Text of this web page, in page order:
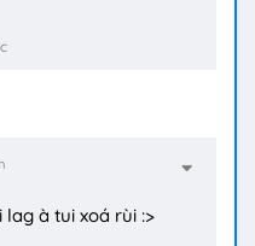
lag à tui xoá rùi :>